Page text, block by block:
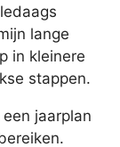
lange
in kleinere
stappen.
jaarplan